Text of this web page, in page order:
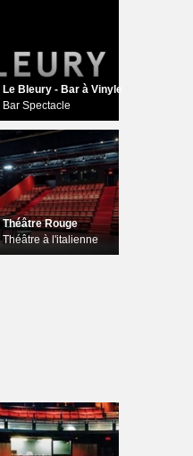
Le Bleury - Bar à Vinyle
Bar Spectacle
Théâtre Rouge
Théâtre à l'italienne